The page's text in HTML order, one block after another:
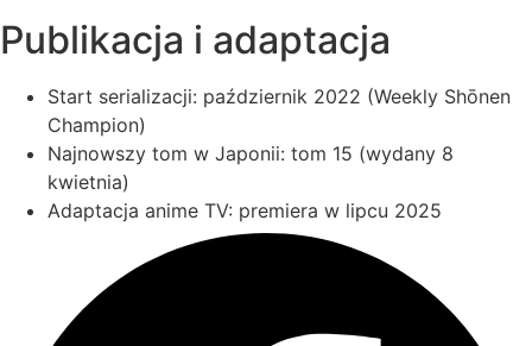
Publikacja i adaptacja
Start serializacji: październik 2022 (Weekly Shōnen
Champion)
Najnowszy tom w Japonii: tom 15 (wydany 8
kwietnia)
Adaptacja anime TV: premiera w lipcu 2025